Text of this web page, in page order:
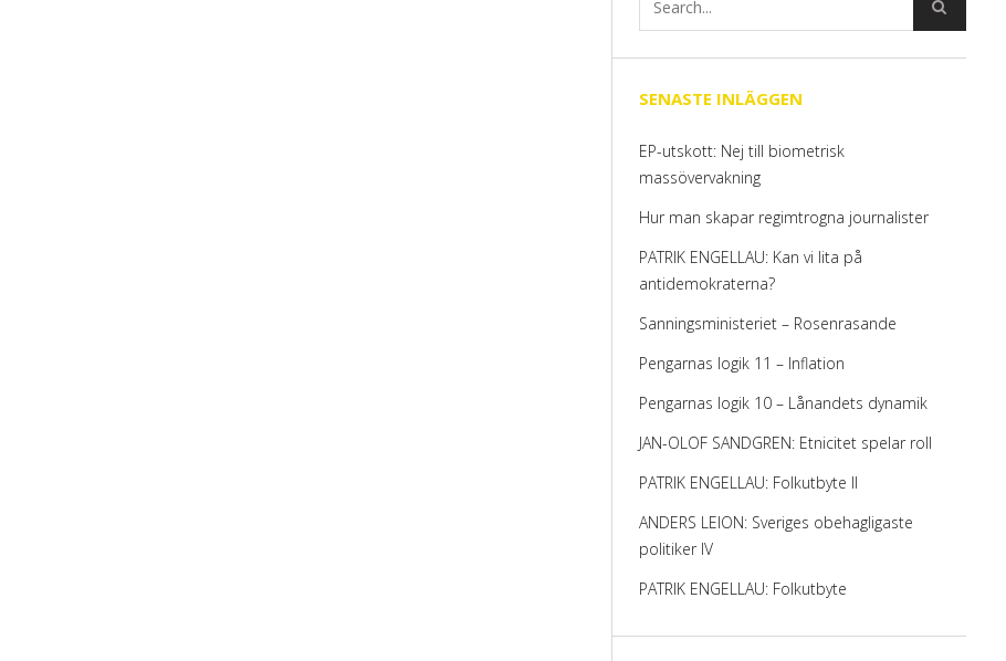
SENASTE INLÄGGEN
EP-utskott: Nej till biometrisk
massövervakning
Hur man skapar regimtrogna journalister
PATRIK ENGELLAU: Kan vi lita på
antidemokraterna?
Sanningsministeriet – Rosenrasande
Pengarnas logik 11 – Inflation
Pengarnas logik 10 – Lånandets dynamik
JAN-OLOF SANDGREN: Etnicitet spelar roll
PATRIK ENGELLAU: Folkutbyte II
ANDERS LEION: Sveriges obehagligaste
politiker IV
PATRIK ENGELLAU: Folkutbyte